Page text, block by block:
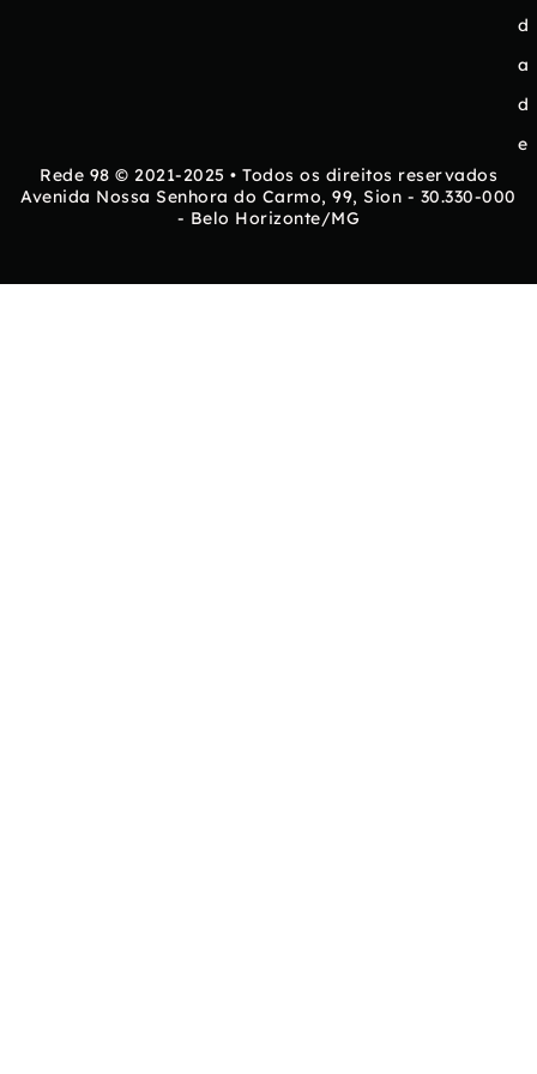
d
a
d
e
Rede 98 © 2021-2025 • Todos os direitos reservados
Avenida Nossa Senhora do Carmo, 99, Sion - 30.330-000
- Belo Horizonte/MG